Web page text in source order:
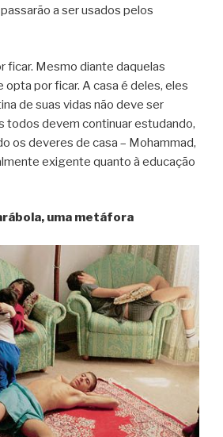
a ser usados pelos
ficar. Mesmo diante daquelas
por ficar. A casa é deles, eles
de suas vidas não deve ser
todos devem continuar estudando,
os deveres de casa – Mohammad,
exigente quanto à educação
uma metáfora